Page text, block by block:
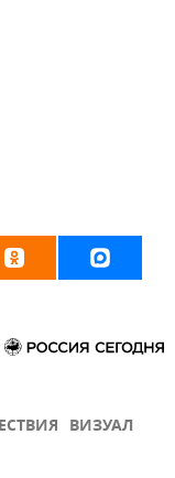
ВИЗУАЛ